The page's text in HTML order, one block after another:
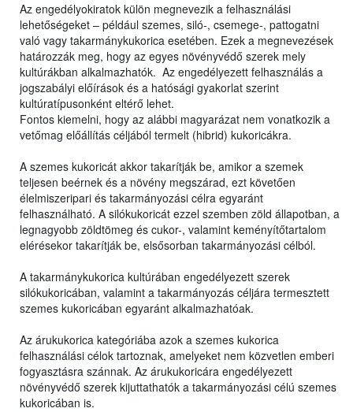
Az engedélyokiratok külön megnevezik a felhasználási
lehetőségeket – például szemes, siló-, csemege-, pattogatni
való vagy takarmánykukorica esetében. Ezek a megnevezések
határozzák meg, hogy az egyes növényvédő szerek mely
kultúrákban alkalmazhatók. Az engedélyezett felhasználás a
jogszabályi előírások és a hatósági gyakorlat szerint
kultúratípusonként eltérő lehet.
Fontos kiemelni, hogy az alábbi magyarázat nem vonatkozik a
vetőmag előállítás céljából termelt (hibrid) kukoricákra.
A szemes kukoricát akkor takarítják be, amikor a szemek
teljesen beérnek és a növény megszárad, ezt követően
élelmiszeripari és takarmányozási célra egyaránt
felhasználható. A silókukoricát ezzel szemben zöld állapotban, a
legnagyobb zöldtömeg és cukor-, valamint keményítőtartalom
elérésekor takarítják be, elsősorban takarmányozási célból.
A takarmánykukorica kultúrában engedélyezett szerek
silókukoricában, valamint a takarmányozás céljára termesztett
szemes kukoricában egyaránt alkalmazhatóak.
Az árukukorica kategóriába azok a szemes kukorica
felhasználási célok tartoznak, amelyeket nem közvetlen emberi
fogyasztásra szánnak. Az árukukoricára engedélyezett
növényvédő szerek kijuttathatók a takarmányozási célú szemes
kukoricában is.